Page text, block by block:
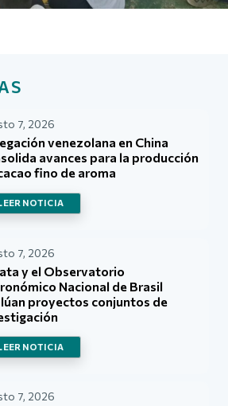
7, 2026
venezolana en China
avances para la producción
fino de aroma
NOTICIA
7, 2026
y el Observatorio
Nacional de Brasil
proyectos conjuntos de
NOTICIA
7, 2026